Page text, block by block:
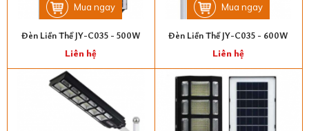
Mua ngay
Đèn Liền Thể JY-C035 - 500W
Liên hệ
Mua ngay
Đèn Liền Thể JY-C035 - 600W
Liên hệ